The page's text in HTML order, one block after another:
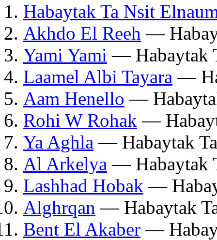
Habaytak Ta Nsit
Akhdo El Reeh —
Yami Yami — Habaytak
Laamel Albi Tayara —
Aam Henello —
Rohi W Rohak —
Ya Aghla — Habaytak
Al Arkelya — Habaytak
Lashhad Hobak —
Alghrqan — Habaytak
Bent El Akaber —